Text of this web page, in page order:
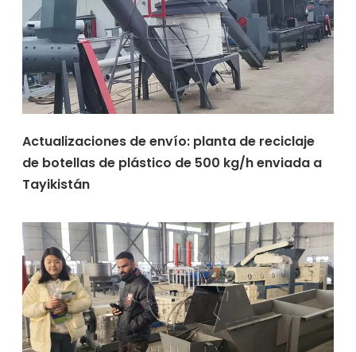
Actualizaciones de envío: planta de reciclaje
de botellas de plástico de 500 kg/h enviada a
Tayikistán